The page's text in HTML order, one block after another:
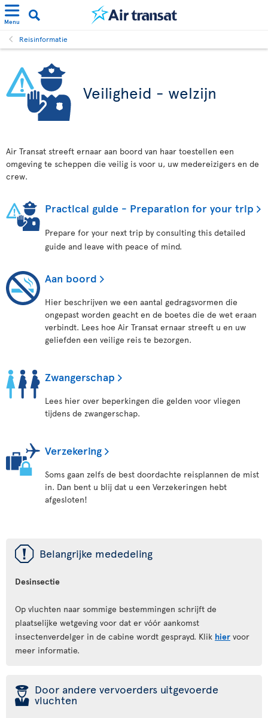
Menu
Reisinformatie
Veiligheid - welzijn
Air Transat streeft ernaar aan boord van haar toestellen een
omgeving te scheppen die veilig is voor u, uw medereizigers en de
crew.
Practical guide - Preparation for your trip
Prepare for your next trip by consulting this detailed
guide and leave with peace of mind.
Aan boord
Hier beschrijven we een aantal gedragsvormen die
ongepast worden geacht en de boetes die de wet eraan
verbindt. Lees hoe Air Transat ernaar streeft u en uw
geliefden een veilige reis te bezorgen.
Zwangerschap
Lees hier over beperkingen die gelden voor vliegen
tijdens de zwangerschap.
Verzekering
Soms gaan zelfs de best doordachte reisplannen de mist
in. Dan bent u blij dat u een Verzekeringen hebt
afgesloten!
ü Belangrijke mededeling
Desinsectie
Op vluchten naar sommige bestemmingen schrijft de
plaatselijke wetgeving voor dat er vóór aankomst
insectenverdelger in de cabine wordt gesprayd. Klik hier voor
meer informatie.
þ Door andere vervoerders uitgevoerde
vluchten